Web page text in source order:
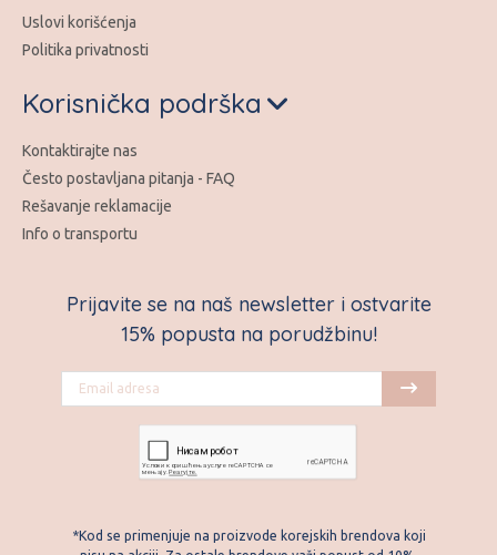
Prijavite se na naš newsletter i ostvarite
15% popusta na porudžbinu!
*Kod se primenjuje na proizvode korejskih brendova koji
Uslovi korišćenja
Politika privatnosti
Korisnička podrška
Kontaktirajte nas
Često postavljana pitanja - FAQ
Rešavanje reklamacije
Info o transportu